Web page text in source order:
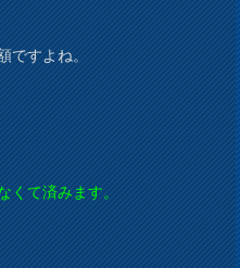
ですよね。
くて済みます。